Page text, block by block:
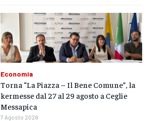
Economia
Torna “La Piazza – Il Bene Comune”, la
kermesse dal 27 al 29 agosto a Ceglie
Messapica
7 Agosto 2026